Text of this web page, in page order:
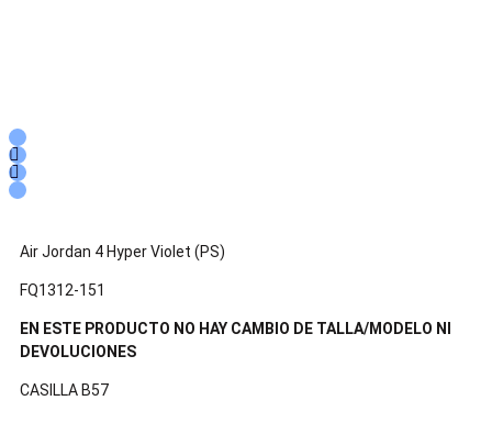
Air Jordan 4 Hyper Violet (PS)
FQ1312-151
EN ESTE PRODUCTO NO HAY CAMBIO DE TALLA/MODELO NI
DEVOLUCIONES
CASILLA B57